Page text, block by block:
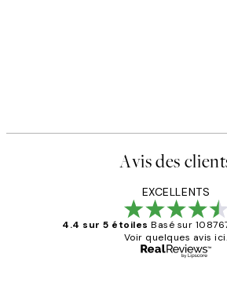
Avis des
EXCELLENTS
4.4 sur 5 étoiles Basé sur
Voir quelques avis ici.